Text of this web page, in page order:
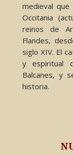
medieval
Occitania
reinos de
Flandes,
siglo XIV. El
y espiritual
Balcanes, y
historia.